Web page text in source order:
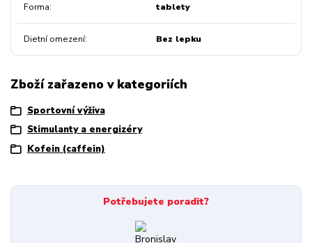
Forma tablety
Dietní omezení Bez lepku
Zboží zařazeno v kategoriích
Sportovní výživa
Stimulanty a energizéry
Kofein (caffein)
Potřebujete poradit?